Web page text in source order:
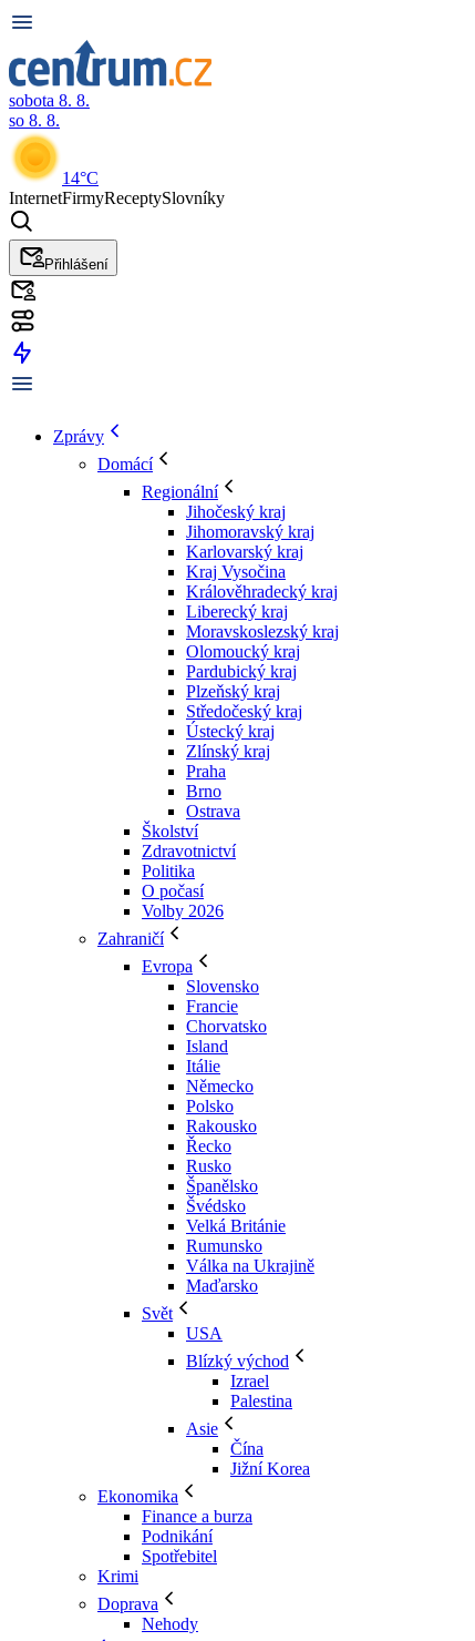
sobota 8. 8.
so 8. 8.
14°C
InternetFirmyReceptySlovníky
Přihlášení
Zprávy
Domácí
Regionální
Jihočeský kraj
Jihomoravský kraj
Karlovarský kraj
Kraj Vysočina
Králověhradecký kraj
Liberecký kraj
Moravskoslezský kraj
Olomoucký kraj
Pardubický kraj
Plzeňský kraj
Středočeský kraj
Ústecký kraj
Zlínský kraj
Praha
Brno
Ostrava
Školství
Zdravotnictví
Politika
O počasí
Volby 2026
Zahraničí
Evropa
Slovensko
Francie
Chorvatsko
Island
Itálie
Německo
Polsko
Rakousko
Řecko
Rusko
Španělsko
Švédsko
Velká Británie
Rumunsko
Válka na Ukrajině
Maďarsko
Svět
USA
Blízký východ
Izrael
Palestina
Asie
Čína
Jižní Korea
Ekonomika
Finance a burza
Podnikání
Spotřebitel
Krimi
Doprava
Nehody